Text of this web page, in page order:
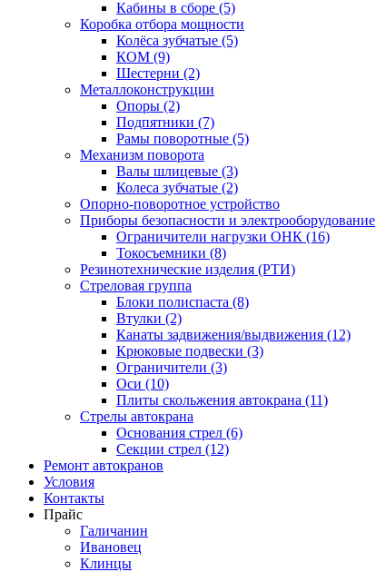
Кабины в сборе (5)
Коробка отбора мощности
Колёса зубчатые (5)
КОМ (9)
Шестерни (2)
Металлоконструкции
Опоры (2)
Подпятники (7)
Рамы поворотные (5)
Механизм поворота
Валы шлицевые (3)
Колеса зубчатые (2)
Опорно-поворотное устройство
Приборы безопасности и электрооборудование
Ограничители нагрузки ОНК (16)
Токосъемники (8)
Резинотехнические изделия (РТИ)
Стреловая группа
Блоки полиспаста (8)
Втулки (2)
Канаты задвижения/выдвижения (12)
Крюковые подвески (3)
Ограничители (3)
Оси (10)
Плиты скольжения автокрана (11)
Стрелы автокрана
Основания стрел (6)
Секции стрел (12)
Ремонт автокранов
Условия
Контакты
Прайс
Галичанин
Ивановец
Клинцы